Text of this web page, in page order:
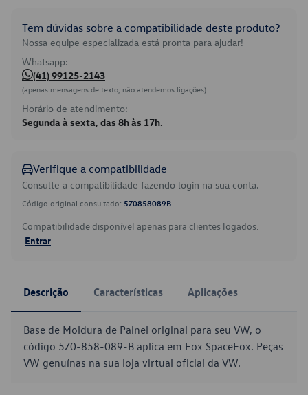
Tem dúvidas sobre a compatibilidade deste produto?
Nossa equipe especializada está pronta para ajudar!
Whatsapp:
(41) 99125-2143
(apenas mensagens de texto, não atendemos ligações)
Horário de atendimento:
Segunda à sexta, das 8h às 17h.
Verifique a compatibilidade
Consulte a compatibilidade fazendo login na sua conta.
Código original consultado: 5Z0858089B
Compatibilidade disponível apenas para clientes logados.
Entrar
Descrição Características Aplicações
Base de Moldura de Painel original para seu VW, o
código 5Z0-858-089-B aplica em Fox SpaceFox. Peças
VW genuínas na sua loja virtual oficial da VW.